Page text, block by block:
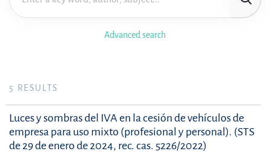
Advanced search
5 RESULTS
Luces y sombras del IVA en la cesión de vehículos de
empresa para uso mixto (profesional y personal). (STS
de 29 de enero de 2024, rec. cas. 5226/2022)